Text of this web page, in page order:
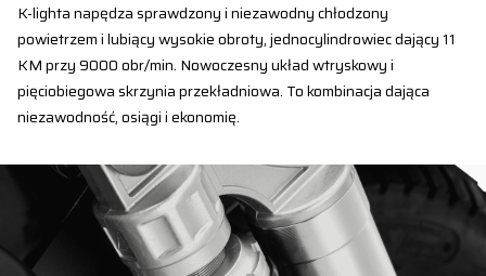
K-lighta napędza sprawdzony i niezawodny chłodzony
powietrzem i lubiący wysokie obroty, jednocylindrowiec dający 11
KM przy 9000 obr/min. Nowoczesny układ wtryskowy i
pięciobiegowa skrzynia przekładniowa. To kombinacja dająca
niezawodność, osiągi i ekonomię.